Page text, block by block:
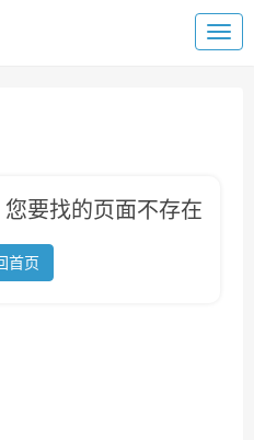
要找的页面不存在
首页